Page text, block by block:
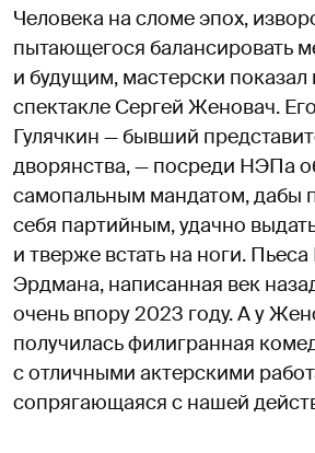
Человека на сломе эпох,
пытающегося балансировать
и будущим, мастерски показал
спектакле Сергей Женовач.
Гулячкин — бывший
дворянства, — посреди НЭПа
самопальным мандатом, дабы
себя партийным, удачно
и тверже встать на ноги.
Эрдмана, написанная век
очень впору 2023 году. А у
получилась филигранная
с отличными актерскими
сопрягающаяся с нашей